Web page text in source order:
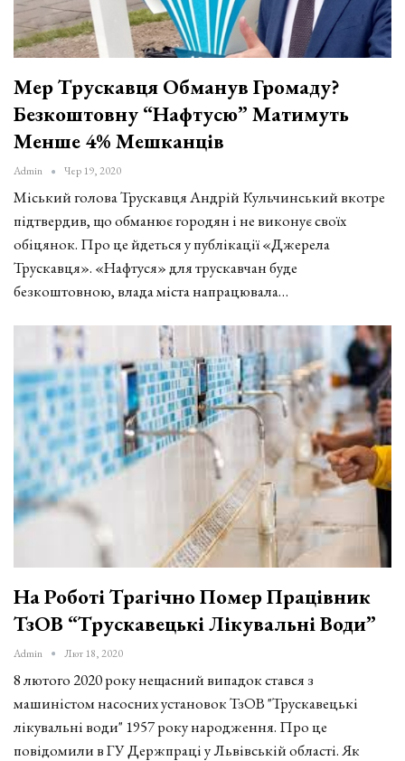
Мер Трускавця Обманув Громаду?
Безкоштовну “Нафтусю” Матимуть
Менше 4% Мешканців
Admin Чер 19, 2020
Міський голова Трускавця Андрій Кульчинський вкотре
підтвердив, що обманює городян і не виконує своїх
обіцянок. Про це йдеться у публікації «Джерела
Трускавця». «Нафтуся» для трускавчан буде
безкоштовною, влада міста напрацювала…
На Роботі Трагічно Помер Працівник
ТзОВ “Трускавецькі Лікувальні Води”
Admin Лют 18, 2020
8 лютого 2020 року нещасний випадок стався з
машиністом насосних установок ТзОВ "Трускавецькі
лікувальні води" 1957 року народження. Про це
повідомили в ГУ Держпраці у Львівській області. Як